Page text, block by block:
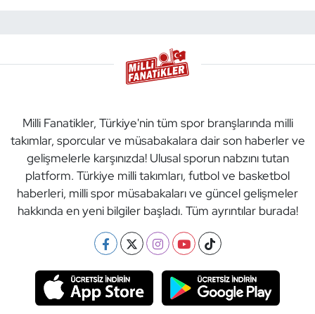
Milli Fanatikler, Türkiye'nin tüm spor branşlarında milli
takımlar, sporcular ve müsabakalara dair son haberler ve
gelişmelerle karşınızda! Ulusal sporun nabzını tutan
platform. Türkiye milli takımları, futbol ve basketbol
haberleri, milli spor müsabakaları ve güncel gelişmeler
hakkında en yeni bilgiler başladı. Tüm ayrıntılar burada!